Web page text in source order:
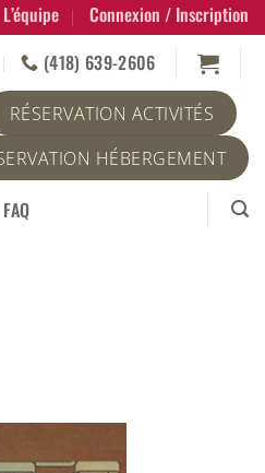
L’équipe
Connexion / Inscription
(418) 639-2606
RÉSERVATION ACTIVITÉS
HÉBERGEMENT
FAQ